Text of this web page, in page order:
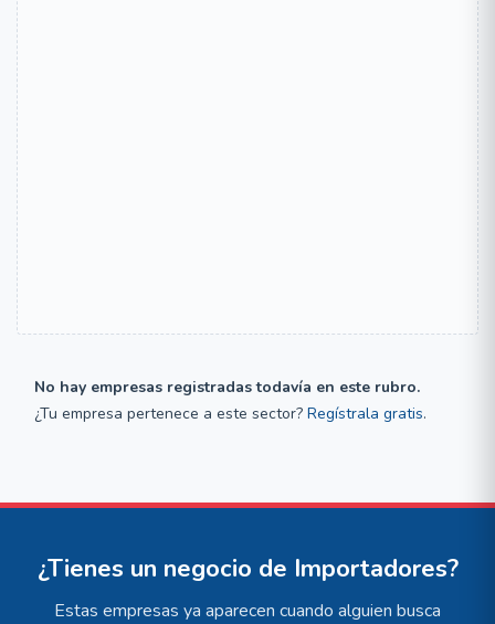
No hay empresas registradas todavía en este rubro.
¿Tu empresa pertenece a este sector? Regístrala gratis.
¿Tienes un negocio de Importadores?
Estas empresas ya aparecen cuando alguien busca